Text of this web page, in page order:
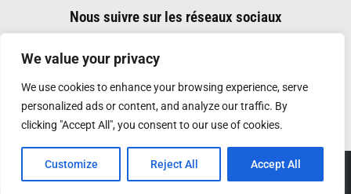
We value your privacy
We use cookies to enhance your browsing experience, serve
personalized ads or content, and analyze our traffic. By
clicking "Accept All", you consent to our use of cookies.
Customize Reject All Accept All
Nous suivre sur les réseaux sociaux
Création et réalisation :GDM-Pixel
, tous droits
réservés